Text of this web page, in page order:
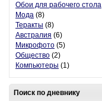
Обои для рабочего стола
Мода (8)
Теракты (8)
Австралия (6)
Микрофото (5)
Общество (2)
Компьютеры (1)
Поиск по дневнику